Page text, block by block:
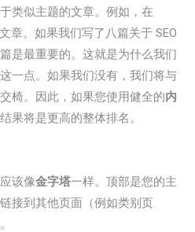
类似主题的文章。例如，在
章。如果我们写了八篇关于 SEO
是最重要的。这就是为什么我们
一点。如果我们没有，我们将与
椅。因此，如果您使用健全的内
果将是更高的整体排名。
该像金字塔一样。顶部是您的主
接到其他页面（例如类别页